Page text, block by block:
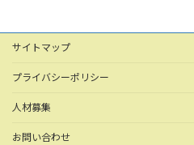
サイトマップ
プライバシーポリシー
人材募集
お問い合わせ